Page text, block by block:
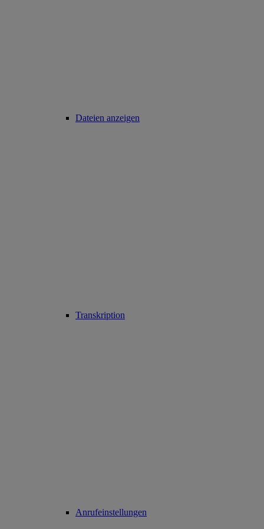
Dateien anzeigen
Transkription
Anrufeinstellungen